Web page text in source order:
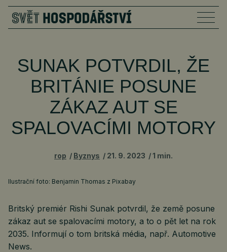
SUNAK POTVRDIL, ŽE
BRITÁNIE POSUNE
ZÁKAZ AUT SE
SPALOVACÍMI MOTORY
rop Byznys 21. 9. 2023 1 min.
Ilustrační foto: Benjamin Thomas z Pixabay
Britský premiér Rishi Sunak potvrdil, že země posune
zákaz aut se spalovacími motory, a to o pět let na rok
2035. Informují o tom britská média, např. Automotive
News.